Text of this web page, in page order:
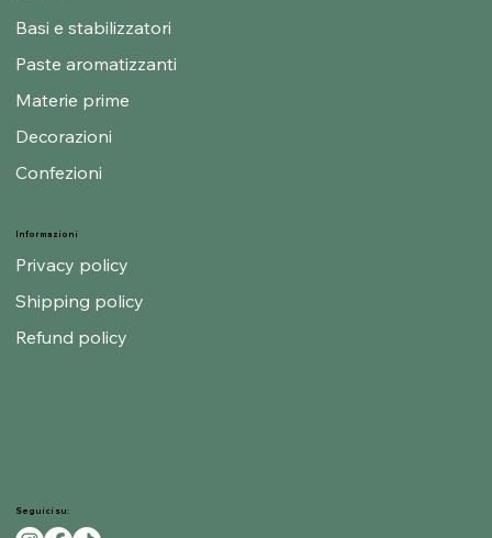
Informazioni
Privacy policy
Shipping policy
Refund policy
Basi e stabilizzatori
Paste aromatizzanti
Materie prime
Decorazioni
Confezioni
Seguici su: